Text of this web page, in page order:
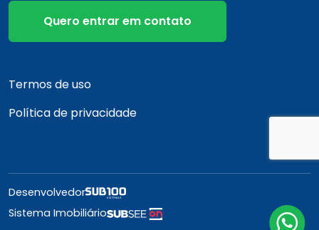
Quero entrar em contato
Termos de uso
Política de privacidade
Desenvolvedor
Sistema Imobiliário